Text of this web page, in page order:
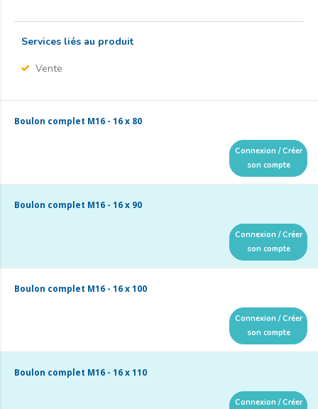
Services liés au produit
Vente
Boulon complet M16 - 16 x 80
Connexion / Créer
son compte
Boulon complet M16 - 16 x 90
Connexion / Créer
son compte
Boulon complet M16 - 16 x 100
Connexion / Créer
son compte
Boulon complet M16 - 16 x 110
Connexion / Créer